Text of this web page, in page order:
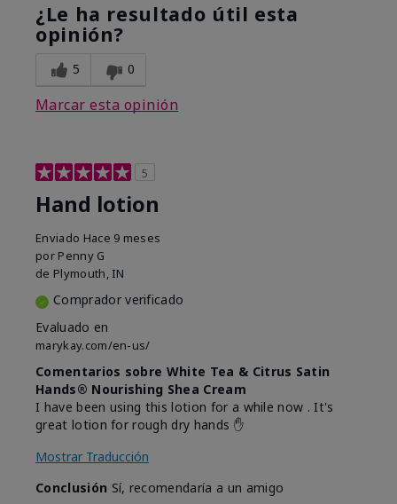
¿Le ha resultado útil esta
opinión?
5 0
Marcar esta opinión
5
Hand lotion
Enviado Hace 9 meses
por Penny G
de Plymouth, IN
Comprador verificado
Evaluado en
marykay.com/en-us/
Comentarios sobre White Tea & Citrus Satin
Hands® Nourishing Shea Cream
I have been using this lotion for a while now . It's
great lotion for rough dry hands ✋️
Mostrar Traducción
Conclusión Sí, recomendaría a un amigo